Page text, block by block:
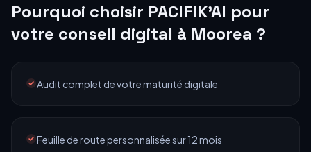
Pourquoi choisir PACIFIK'AI pour
votre conseil digital à Moorea ?
Audit complet de votre maturité digitale
Feuille de route personnalisée sur 12 mois